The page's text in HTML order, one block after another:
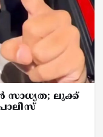
സാധ്യത; ലുക്ക്